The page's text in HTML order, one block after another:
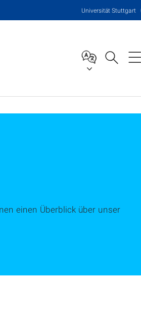
Universität Stuttgart
einen Überblick über unser